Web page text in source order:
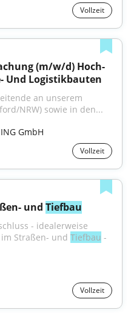
Vollzeit
(m/w/d) Hoch-
Und Logistikbauten
an unserem
NRW) sowie in den...
GmbH
Vollzeit
und Tiefbau
- idealerweise
Straßen- und Tiefbau -
Vollzeit